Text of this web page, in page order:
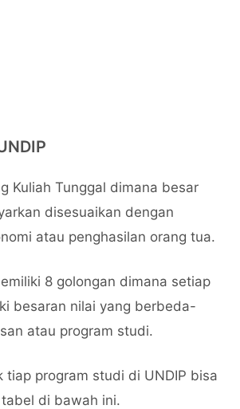
Kuliah Tunggal dimana besar
disesuaikan dengan
atau penghasilan orang tua.
8 golongan dimana setiap
besaran nilai yang berbeda-
atau program studi.
tiap program studi di UNDIP bisa
di bawah ini.